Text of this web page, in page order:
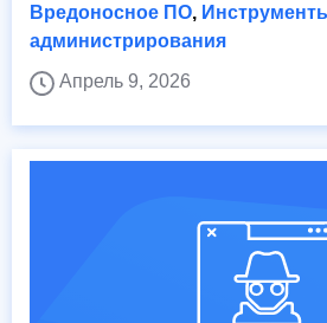
Вредоносное ПО,
администрирования
Апрель 9, 2026